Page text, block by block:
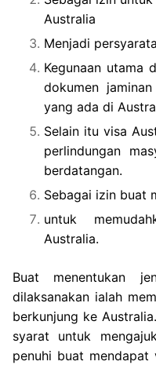
Australia
Menjadi
Kegunaan utama
dokumen
yang ada di
Selain itu visa
perlindungan
berdatangan.
Sebagai izin buat
untuk
Australia.
Buat menentukan
dilaksanakan ialah
berkunjung ke
syarat untuk
penuhi buat